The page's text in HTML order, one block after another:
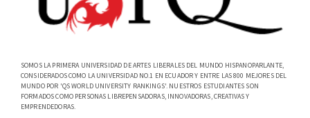
SOMOS LA PRIMERA UNIVERSIDAD DE ARTES LIBERALES DEL MUNDO HISPANOPARLANTE,
CONSIDERADOS COMO LA UNIVERSIDAD NO.1 EN ECUADOR Y ENTRE LAS 800 MEJORES DEL
MUNDO POR 'QS WORLD UNIVERSITY RANKINGS'. NUESTROS ESTUDIANTES SON
FORMADOS COMO PERSONAS LIBREPENSADORAS, INNOVADORAS, CREATIVAS Y
EMPRENDEDORAS.